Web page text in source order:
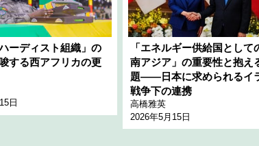
ーディスト組織」の
する西アフリカの更
日
「エネルギー供給国として
南アジア」の重要性と抱え
題――日本に求められるイ
戦争下の連携
高橋雅英
2026年5月15日